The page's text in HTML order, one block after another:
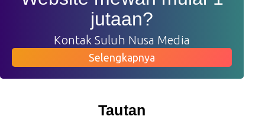
jutaan?
Kontak Suluh Nusa Media
Selengkapnya
Tautan